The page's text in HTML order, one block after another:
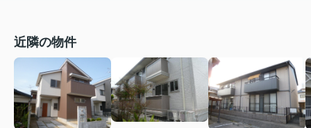
近隣の物件